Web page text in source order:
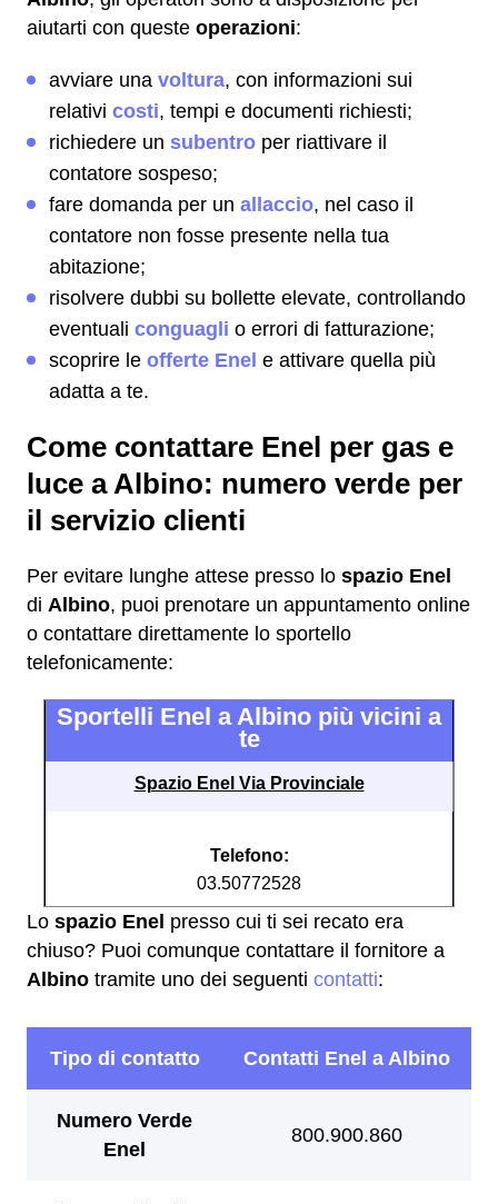
aiutarti con queste operazioni:
avviare una voltura, con informazioni sui
relativi costi, tempi e documenti richiesti;
richiedere un subentro per riattivare il
contatore sospeso;
fare domanda per un allaccio, nel caso il
contatore non fosse presente nella tua
abitazione;
risolvere dubbi su bollette elevate, controllando
eventuali conguagli o errori di fatturazione;
scoprire le offerte Enel e attivare quella più
adatta a te.
Come contattare Enel per gas e
luce a Albino: numero verde per
il servizio clienti
Per evitare lunghe attese presso lo spazio Enel
di Albino, puoi prenotare un appuntamento online
o contattare direttamente lo sportello
telefonicamente:
Sportelli Enel a Albino più vicini a
te
Spazio Enel Via Provinciale
Telefono:
03.50772528
Lo spazio Enel presso cui ti sei recato era
chiuso? Puoi comunque contattare il fornitore a
Albino tramite uno dei seguenti contatti: